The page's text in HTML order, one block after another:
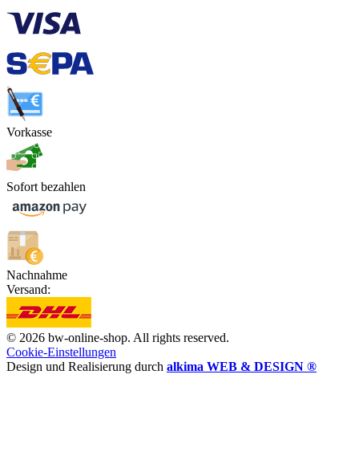
Vorkasse
Sofort bezahlen
Nachnahme
Versand:
© 2026 bw-online-shop. All rights reserved.
Cookie-Einstellungen
Design und Realisierung durch alkima WEB & DESIGN ®